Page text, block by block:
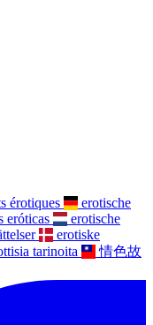
érotiques
erotische
eróticas
erotische
erotiske
tarinoita
情色故